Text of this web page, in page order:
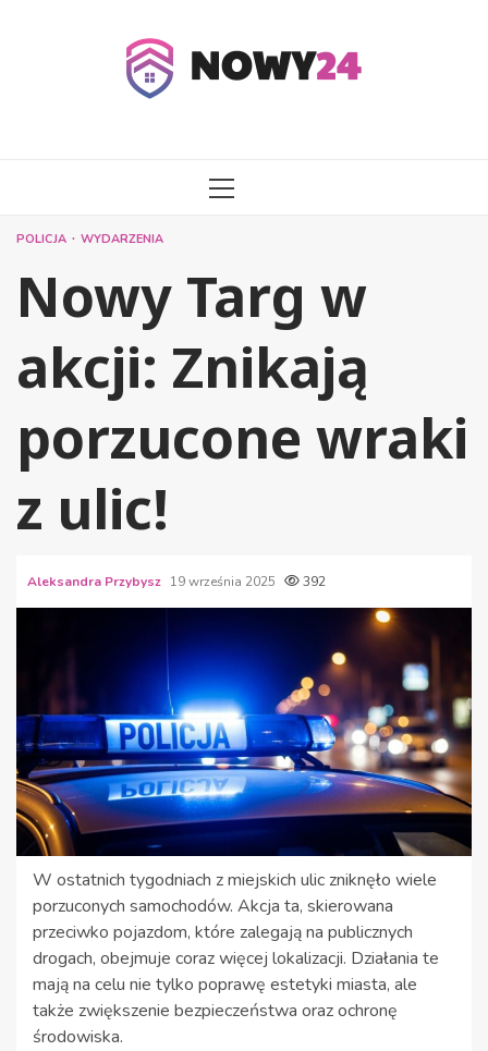
MENU
POLICJA WYDARZENIA
Nowy Targ w
akcji: Znikają
porzucone wraki
z ulic!
Aleksandra Przybysz 19 września 2025 392
W ostatnich tygodniach z miejskich ulic zniknęło wiele
porzuconych samochodów. Akcja ta, skierowana
przeciwko pojazdom, które zalegają na publicznych
drogach, obejmuje coraz więcej lokalizacji. Działania te
mają na celu nie tylko poprawę estetyki miasta, ale
także zwiększenie bezpieczeństwa oraz ochronę
środowiska.